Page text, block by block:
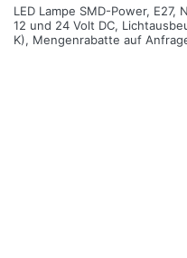
LED Lampe SMD-Power,
12 und 24 Volt DC,
K), Mengenrabatte auf